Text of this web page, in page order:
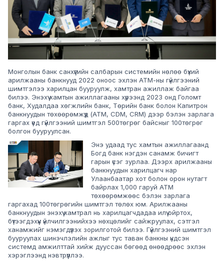
Монголын банк санхүүгийн салбарын системийн нөлөө бүхий
арилжааны банкнууд 2022 оноос эхлэн АТМ-ны гүйлгээний
шимтгэлээ харилцан бууруулж, хамтран ажиллаж байгаа
билээ. Энэхүү хамтын ажиллагааны хүрээнд 2023 онд Голомт
банк, Худалдаа хөгжлийн банк, Төрийн банк болон Капитрон
банкнуудын төхөөрөмжүүд (ATM, CDM, CRM) дээр бэлэн зарлага
гаргах үед гүйлгээний шимтгэл 500төгрөг байсныг 100төгрөг
болгон бууруулсан.
Энэ удаад тус хамтын ажиллагаанд
Богд банк нэгдэн санамж бичигт
гарын үсэг зурлаа. Дээрх арилжааны
банкнуудын харилцагч нар
Улаанбаатар хот болон орон нутагт
байрлах 1,000 гаруй ATM
төхөөрөмжөөс бэлэн зарлага
гаргахад 100төгрөгийн шимтгэл төлөх юм. Арилжааны
банкнуудын энэхүү хамтрал нь харилцагчдадаа илүү ойртох,
бүтээгдэхүүн үйлчилгээнийхээ нөхцөлийг сайжруулах, сэтгэл
ханамжийг нэмэгдүүлэх зорилготой билээ. Гүйлгээний шимтгэл
бууруулах шинэчлэлийн ажлыг тус таван банкны үндсэн
системд амжилттай хийж дууссан бөгөөд өнөөдрөөс эхлэн
хэрэглээнд нэвтрүүллээ.